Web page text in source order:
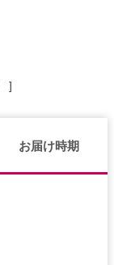
お届け時期